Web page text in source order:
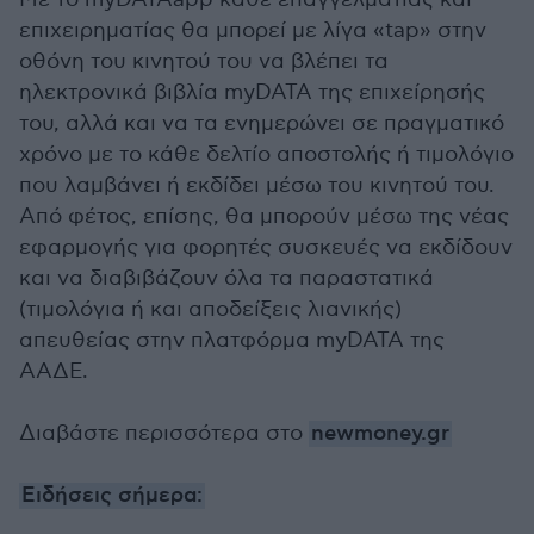
επιχειρηματίας θα μπορεί με λίγα «tap» στην
οθόνη του κινητού του να βλέπει τα
ηλεκτρονικά βιβλία myDATA της επιχείρησής
του, αλλά και να τα ενημερώνει σε πραγματικό
χρόνο με το κάθε δελτίο αποστολής ή τιμολόγιο
που λαμβάνει ή εκδίδει μέσω του κινητού του.
Από φέτος, επίσης, θα μπορούν μέσω της νέας
εφαρμογής για φορητές συσκευές να εκδίδουν
και να διαβιβάζουν όλα τα παραστατικά
(τιμολόγια ή και αποδείξεις λιανικής)
απευθείας στην πλατφόρμα myDATA της
ΑΑΔΕ.
Διαβάστε περισσότερα στο newmoney.gr
Ειδήσεις σήμερα: